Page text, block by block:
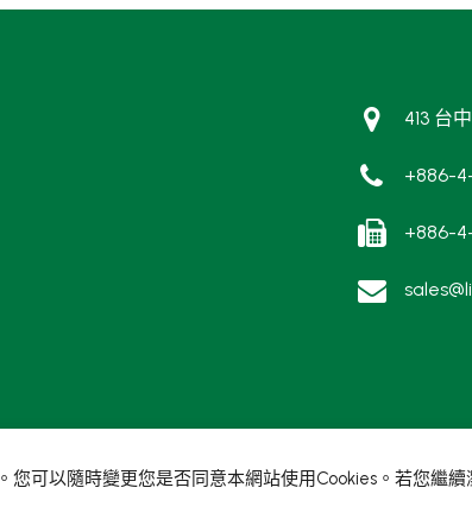
413 台
+886-
+886-
。您可以隨時變更您是否同意本網站使用Cookies。若您繼續